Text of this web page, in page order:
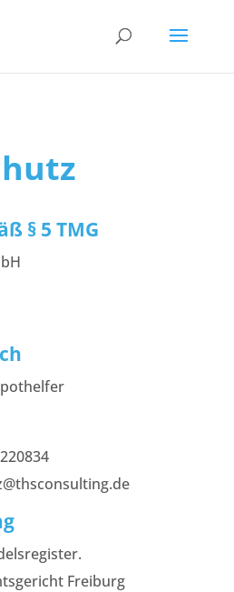
§ 5 TMG
Freiburg